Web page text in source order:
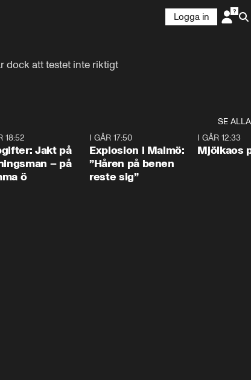
Logga in
dock att testet inte riktigt
SE ALLA
18:52
Jakt på
– på
ö
I GÅR 17:50
Explosion i Malmö:
”Håren på benen
reste sig”
I GÅR 12:33
Mjölkaos